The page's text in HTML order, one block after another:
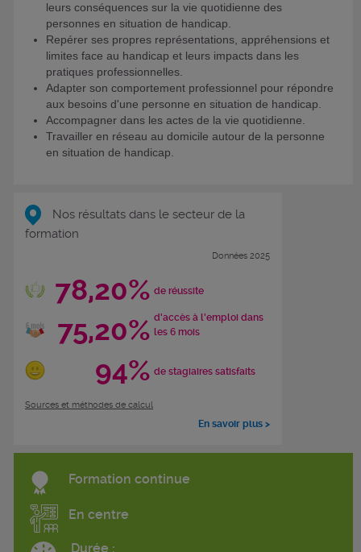
leurs conséquences sur la vie quotidienne des
personnes en situation de handicap.
Repérer ses propres représentations, appréhensions et
limites face au handicap et leurs impacts dans les
pratiques professionnelles.
Adapter son comportement professionnel pour répondre
aux besoins d'une personne en situation de handicap.
Accompagner dans les actes de la vie quotidienne.
Travailler en réseau au domicile autour de la personne
en situation de handicap.
Nos résultats dans le secteur de la
formation
Données 2025
78,20% de réussite
75,20% d'accès à l'emploi dans
les 6 mois
94% de stagiaires satisfaits
Sources et méthodes de calcul
En savoir plus >
Formation continue
En centre
Durée :